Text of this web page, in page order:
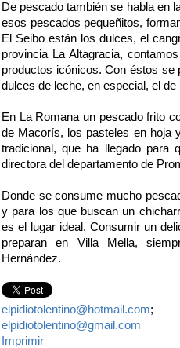
De pescado también se habla en
esos pescados pequeñitos,
El Seibo están los dulces, el
provincia La Altagracia,
productos icónicos. Con éstos
dulces de leche, en especial, el de
En La Romana un pescado frito
de Macorís, los pasteles en hoja
tradicional, que ha llegado para
directora del departamento de
Donde se consume mucho
y para los que buscan un
es el lugar ideal. Consumir un
preparan en Villa Mella,
Hernández.
elpidiotolentino@hotmail.com;
elpidiotolentino@gmail.com
Imprimir